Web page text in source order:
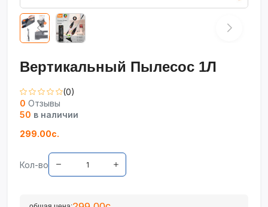
Вертикальный Пылесос 1Л
(0)
0 Отзывы
50 в наличии
299.00с.
Кол-во